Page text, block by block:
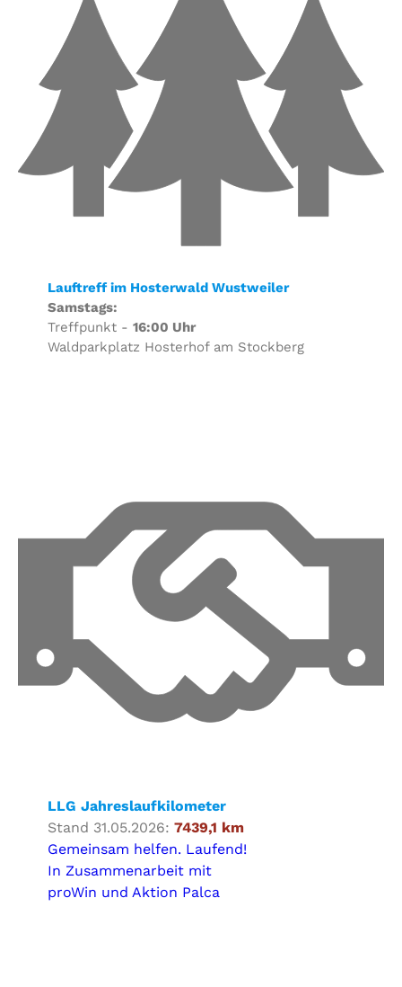
Lauftreff im Hosterwald Wustweiler
Samstags:
Treffpunkt - 16:00 Uhr
Waldparkplatz Hosterhof am Stockberg
LLG Jahreslaufkilometer
Stand 31.05.2026: 7439,1 km
Gemeinsam helfen. Laufend!
In Zusammenarbeit mit
proWin und Aktion Palca